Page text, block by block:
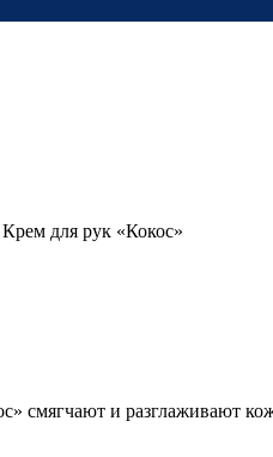
для рук «Кокос»
смягчают и разглаживают